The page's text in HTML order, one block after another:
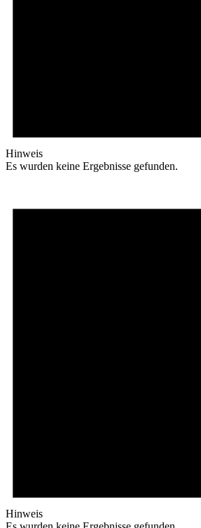
Hinweis
Es wurden keine Ergebnisse gefunden.
Hinweis